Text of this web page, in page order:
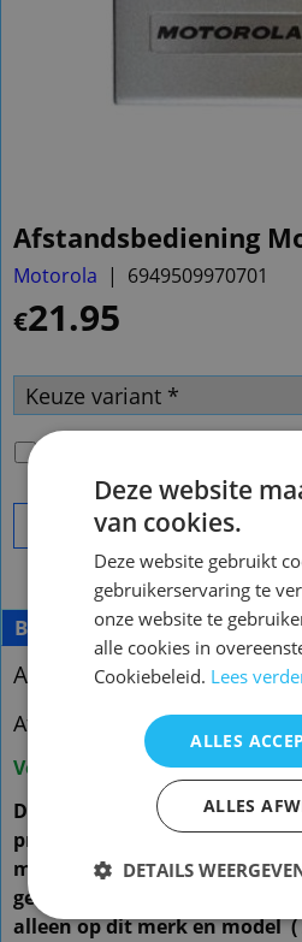
Afstandsbediening
Motorola 6949509970701
€21.95
Bestel
Beschrijving
Afstandsbediening
Afstandsbediening Motorola
Voorraad nieuw vervangend :
De vervangende is een kopie
precies dezelfde functies
maar een ander uiterlijk en
gemaakt en werkt ook
alleen op dit merk en model (
Deze website
van cookies.
Deze website gebruikt
gebruikerservaring te
onze website te
alle cookies in
Cookiebeleid. Lees
ALLES
ALLES
DETAILS